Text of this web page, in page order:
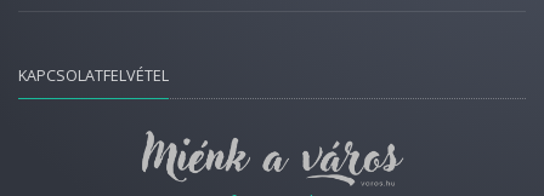
KAPCSOLATFELVÉTEL